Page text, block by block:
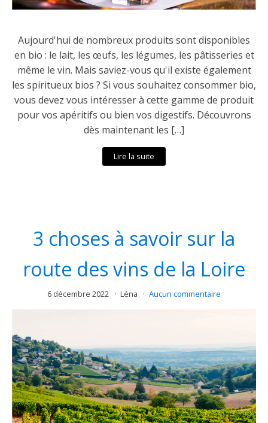
Aujourd'hui de nombreux produits sont disponibles
en bio : le lait, les œufs, les légumes, les pâtisseries et
même le vin. Mais saviez-vous qu'il existe également
les spiritueux bios ? Si vous souhaitez consommer bio,
vous devez vous intéresser à cette gamme de produit
pour vos apéritifs ou bien vos digestifs. Découvrons
dès maintenant les […]
Lire la suite
3 choses à savoir sur la
route des vins de la Loire
6 décembre 2022 Léna Aucun commentaire